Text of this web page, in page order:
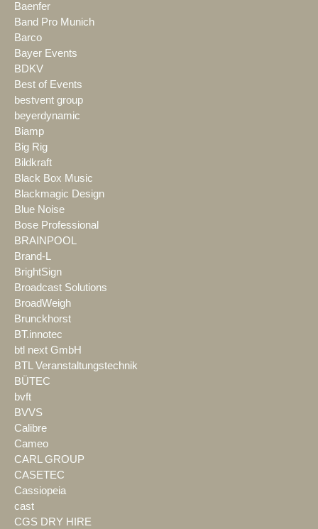
Baenfer
Band Pro Munich
Barco
Bayer Events
BDKV
Best of Events
bestvent group
beyerdynamic
Biamp
Big Rig
Bildkraft
Black Box Music
Blackmagic Design
Blue Noise
Bose Professional
BRAINPOOL
Brand-L
BrightSign
Broadcast Solutions
BroadWeigh
Brunckhorst
BT.innotec
btl next GmbH
BTL Veranstaltungstechnik
BÜTEC
bvft
BVVS
Calibre
Cameo
CARL GROUP
CASETEC
Cassiopeia
cast
CGS DRY HIRE